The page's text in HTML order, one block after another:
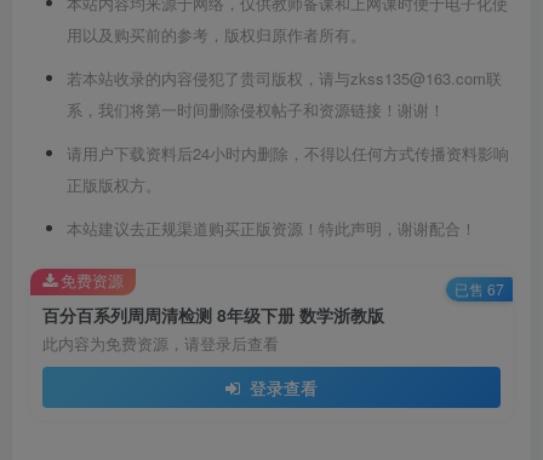
用以及购买前的参考，版权归原作者所有。
若本站收录的内容侵犯了贵司版权，请与zkss135@163.com联
系，我们将第一时间删除侵权帖子和资源链接！谢谢！
请用户下载资料后24小时内删除，不得以任何方式传播资料影响
正版版权方。
本站建议去正规渠道购买正版资源！特此声明，谢谢配合！
百分百系列周周清检测 8年级下册 数学浙教版
此内容为免费资源，请登录后查看
登录查看
免费资源 已售 67